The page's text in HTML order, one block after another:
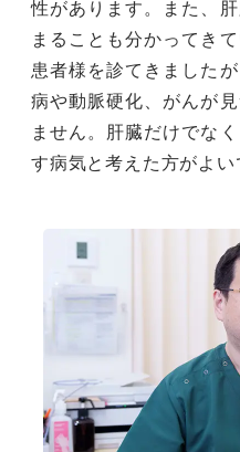
性があります。また、
まることも分かってき
患者様を診てきました
病や動脈硬化、がんが
ません。肝臓だけでな
す病気と考えた方がよい